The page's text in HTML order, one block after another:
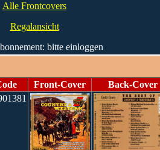
Alle Frontcovers
Regalansicht
bitte einloggen
Front-Cover Back-Cover